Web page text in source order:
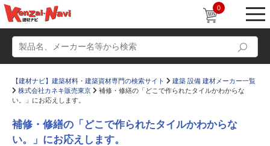
0
【建材ナビ】建築材料・建築資材専門の検索サイト
建築 設備 建材メーカー一覧
株式会社カネキ販売東京
補修・修繕の「どこで作られたタイルかわからな
い。」にお応えします。
補修・修繕の「どこで作られたタイルかわからな
い。」にお応えします。